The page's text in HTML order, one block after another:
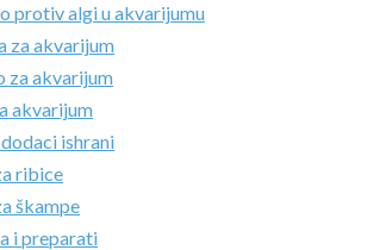
protiv algi u akvarijumu
za akvarijum
za akvarijum
akvarijum
ishrani
ribice
škampe
i preparati